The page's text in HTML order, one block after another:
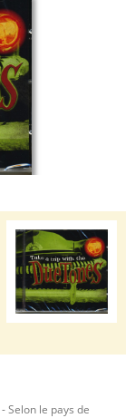
- Selon le pays de